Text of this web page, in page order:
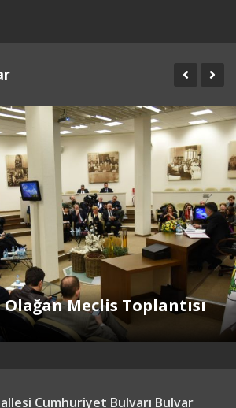
Olağan Meclis Toplantısı
Cumhuriyet Bulvarı Bulvar